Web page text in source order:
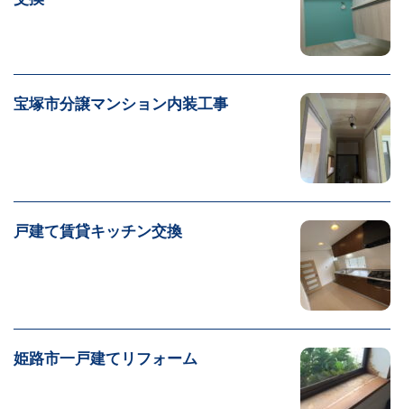
宝塚市分譲マンション内装工事
戸建て賃貸キッチン交換
姫路市一戸建てリフォーム